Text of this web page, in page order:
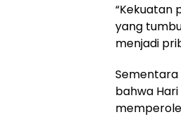
“Kekuatan
yang
menjadi
Sementara
bahwa